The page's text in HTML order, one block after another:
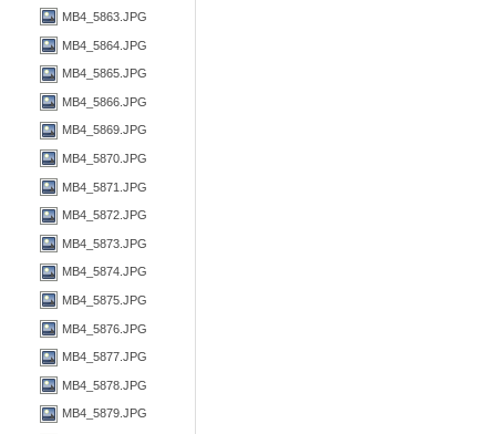
MB4_5863.JPG
MB4_5864.JPG
MB4_5865.JPG
MB4_5866.JPG
MB4_5869.JPG
MB4_5870.JPG
MB4_5871.JPG
MB4_5872.JPG
MB4_5873.JPG
MB4_5874.JPG
MB4_5875.JPG
MB4_5876.JPG
MB4_5877.JPG
MB4_5878.JPG
MB4_5879.JPG